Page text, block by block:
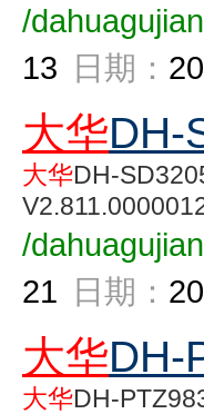
/
13 日期：
大华DH-
大华DH-
/
21 日期：
大华DH-
大华DH-